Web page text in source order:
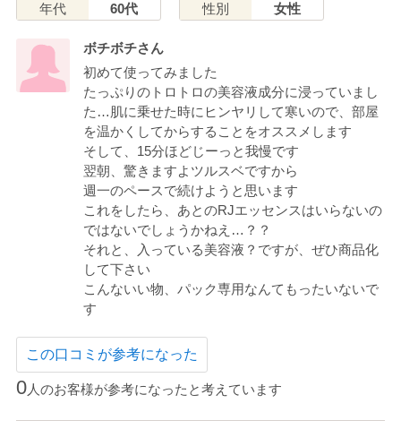
年代 60代 性別 女性
ボチボチさん
初めて使ってみました
たっぷりのトロトロの美容液成分に浸っていまし
た…肌に乗せた時にヒンヤリして寒いので、部屋
を温かくしてからすることをオススメします
そして、15分ほどじーっと我慢です
翌朝、驚きますよツルスベですから
週一のペースで続けようと思います
これをしたら、あとのRJエッセンスはいらないの
ではないでしょうかねえ…？？
それと、入っている美容液？ですが、ぜひ商品化
して下さい
こんないい物、パック専用なんてもったいないで
す
この口コミが参考になった
0人のお客様が参考になったと考えています